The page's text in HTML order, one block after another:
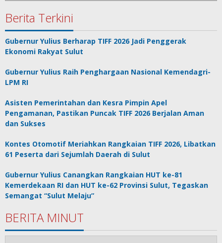
Berita Terkini
Gubernur Yulius Berharap TIFF 2026 Jadi Penggerak
Ekonomi Rakyat Sulut
Gubernur Yulius Raih Penghargaan Nasional Kemendagri-
LPM RI
Asisten Pemerintahan dan Kesra Pimpin Apel
Pengamanan, Pastikan Puncak TIFF 2026 Berjalan Aman
dan Sukses
Kontes Otomotif Meriahkan Rangkaian TIFF 2026, Libatkan
61 Peserta dari Sejumlah Daerah di Sulut
Gubernur Yulius Canangkan Rangkaian HUT ke-81
Kemerdekaan RI dan HUT ke-62 Provinsi Sulut, Tegaskan
Semangat “Sulut Melaju”
BERITA MINUT